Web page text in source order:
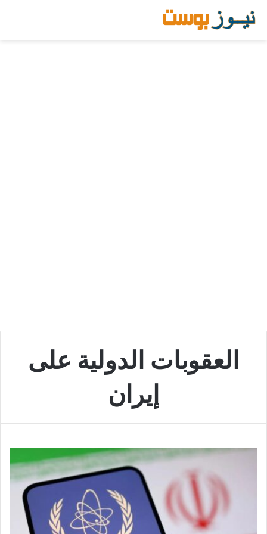
العقوبات الدولية على
إيران